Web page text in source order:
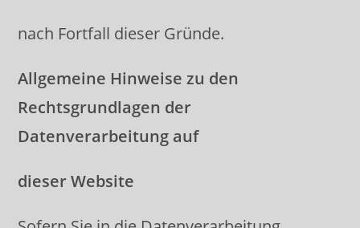
nach Fortfall dieser Gründe.
Allgemeine Hinweise zu den
Rechtsgrundlagen der
Datenverarbeitung auf
dieser Website